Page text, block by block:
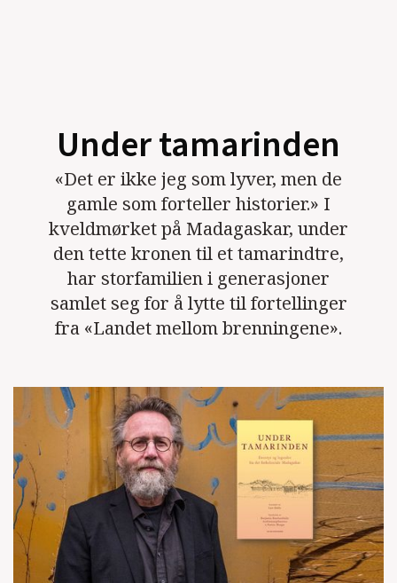
Under tamarinden
«Det er ikke jeg som lyver, men de
gamle som forteller historier.» I
kveldmørket på Madagaskar, under
den tette kronen til et tamarindtre,
har storfamilien i generasjoner
samlet seg for å lytte til fortellinger
fra «Landet mellom brenningene».